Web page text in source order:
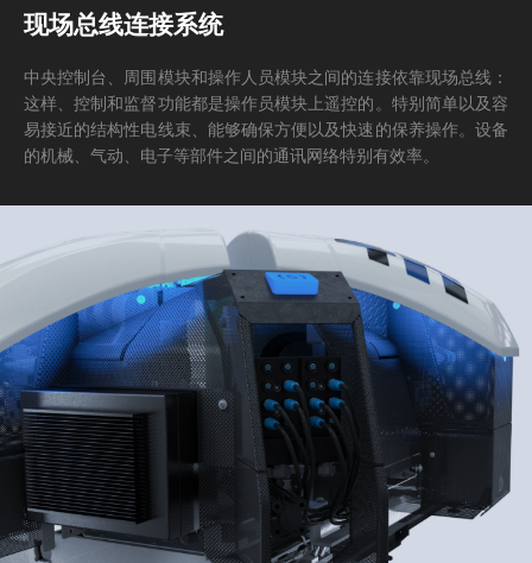
现场总线连接系统
中央控制台、周围模块和操作人员模块之间的连接依靠现场总线：
这样、控制和监督功能都是操作员模块上遥控的。特别简单以及容
易接近的结构性电线束、能够确保方便以及快速的保养操作。 设备
的机械、气动、电子等部件之间的通讯网络特别有效率。